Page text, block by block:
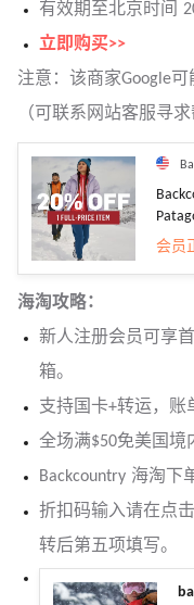
有效期至北京时间
立即购买>>
注意：该商家Google
（可联系网站客服寻求
会员
海淘攻略：
新人注册会员可享
箱。
支持国卡+转运，账
全场满$50免美国境
Backcountry 海淘下
折扣码输入请在点
转后第五项填写。